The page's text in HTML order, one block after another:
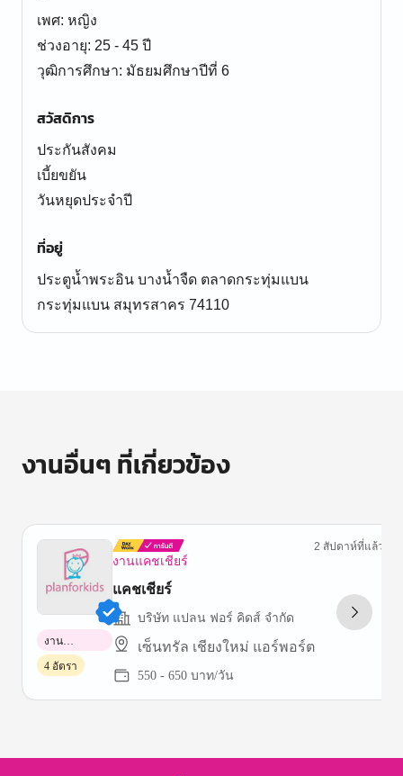
เพศ: หญิง
ช่วงอายุ: 25 - 45 ปี
สวัสดิการ
ประกันสังคม
เบี้ยขยัน
วันหยุดประจำปี
ที่อยู่
ประตูน้ำพระอิน บางน้ำจืด ตลาดกระทุ่มแบน
กระทุ่มแบน สมุทรสาคร 74110
งานอื่นๆ ที่เกี่ยวข้อง
งานแคชเชียร์
2 สัปดาห์ที่แล้ว
แคชเชียร์
บริษัท แปลน ฟอร์ คิดส์ จำกัด
เซ็นทรัล เชียงใหม่ แอร์พอร์ต
550 - 650 บาท/วัน
งาน
พาร์ทไทม์
4 อัตรา
of